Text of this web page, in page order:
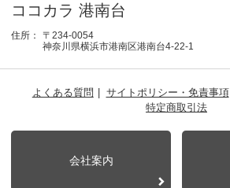
ココカラ 港南台
住所：
〒234-0054
神奈川県横浜市港南区港南台4-22-1
よくある質問 サイトポリシー・免責事項
特定商取引法
会社案内